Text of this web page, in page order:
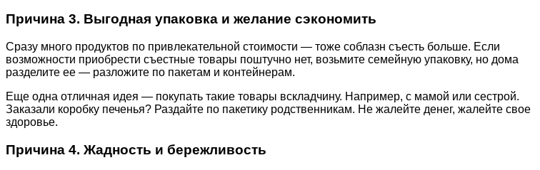
Причина 3. Выгодная упаковка и желание сэкономить
Сразу много продуктов по привлекательной стоимости — тоже соблазн съесть больше. Если
возможности приобрести съестные товары поштучно нет, возьмите семейную упаковку, но дома
разделите ее — разложите по пакетам и контейнерам.
Еще одна отличная идея — покупать такие товары вскладчину. Например, с мамой или сестрой.
Заказали коробку печенья? Раздайте по пакетику родственникам. Не жалейте денег, жалейте свое
здоровье.
Причина 4. Жадность и бережливость